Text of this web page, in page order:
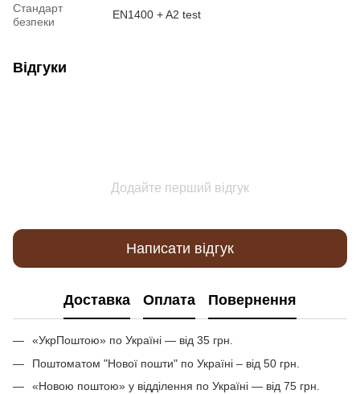
Стандарт
безпеки
EN1400 + A2 test
Відгуки
Додайте перший відгук
Написати відгук
Доставка Оплата Повернення
«УкрПоштою» по Україні — від 35 грн.
Поштоматом "Нової пошти" по Україні – від 50 грн.
«Новою поштою» у відділення по Україні — від 75 грн.